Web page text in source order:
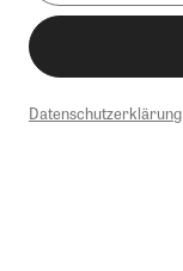
Datenschutzerklärung